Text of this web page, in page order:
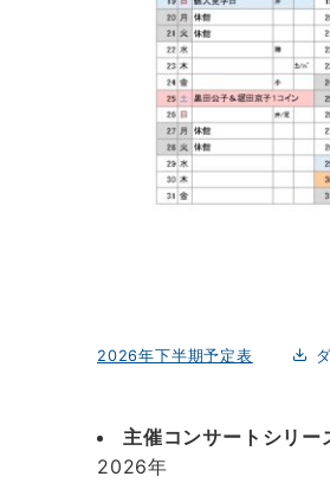
2026年下半期予定表
主催コンサートシリー
2026年